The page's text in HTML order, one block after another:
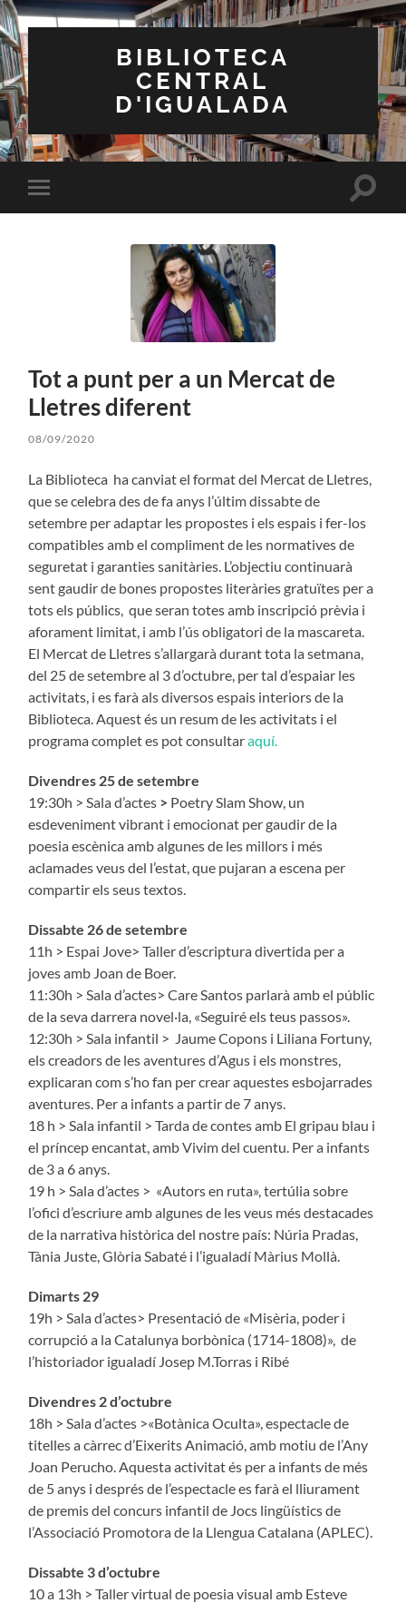
BIBLIOTECA
CENTRAL
D'IGUALADA
Toggle
mobile
Toggle
Tot a punt per a un Mercat de
Lletres diferent
08/09/2020
La Biblioteca ha canviat el format del Mercat de Lletres,
que se celebra des de fa anys l’últim dissabte de
setembre per adaptar les propostes i els espais i fer-los
compatibles amb el compliment de les normatives de
seguretat i garanties sanitàries. L’objectiu continuarà
sent gaudir de bones propostes literàries gratuïtes per a
tots els públics, que seran totes amb inscripció prèvia i
aforament limitat, i amb l’ús obligatori de la mascareta.
El Mercat de Lletres s’allargarà durant tota la setmana,
del 25 de setembre al 3 d’octubre, per tal d’espaiar les
activitats, i es farà als diversos espais interiors de la
Biblioteca. Aquest és un resum de les activitats i el
programa complet es pot consultaraquí.
Divendres 25 de setembre
19:30h > Sala d’actes > Poetry Slam Show, un
esdeveniment vibrant i emocionat per gaudir de la
poesia escènica amb algunes de les millors i més
aclamades veus del l’estat, que pujaran a escena per
compartir els seus textos.
Dissabte 26 de setembre
11h > Espai Jove> Taller d’escriptura divertida per a
joves amb Joan de Boer.
11:30h > Sala d’actes> Care Santos parlarà amb el públic
de la seva darrera novel·la, «Seguiré els teus passos».
12:30h > Sala infantil > Jaume Copons i Liliana Fortuny,
els creadors de les aventures d’Agus i els monstres,
explicaran com s’ho fan per crear aquestes esbojarrades
aventures. Per a infants a partir de 7 anys.
18 h > Sala infantil > Tarda de contes amb El gripau blau i
el príncep encantat, amb Vivim del cuentu. Per a infants
de 3 a 6 anys.
19 h > Sala d’actes > «Autors en ruta», tertúlia sobre
l’ofici d’escriure amb algunes de les veus més destacades
de la narrativa històrica del nostre país: Núria Pradas,
Tània Juste, Glòria Sabaté i l’igualadí Màrius Mollà.
Dimarts 29
19h > Sala d’actes> Presentació de «Misèria, poder i
corrupció a la Catalunya borbònica (1714-1808)», de
l’historiador igualadí Josep M.Torras i Ribé
Divendres 2 d’octubre
18h > Sala d’actes >«Botànica Oculta», espectacle de
titelles a càrrec d’Eixerits Animació, amb motiu de l’Any
Joan Perucho. Aquesta activitat és per a infants de més
de 5 anys i després de l’espectacle es farà el lliurament
de premis del concurs infantil de Jocs lingüístics de
l’Associació Promotora de la Llengua Catalana (APLEC).
Dissabte 3 d’octubre
10 a 13h > Taller virtual de poesia visual amb Esteve